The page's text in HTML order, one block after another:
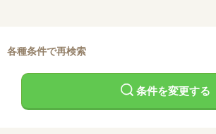
各種条件で再検索
条件を変更する